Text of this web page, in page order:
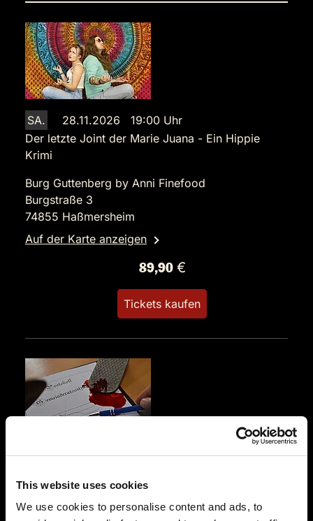
This website uses cookies
We use cookies to personalise content and ads, to
SA.
28.11.2026 19:00 Uhr
Der letzte Joint der Marie Juana - Ein Hippie
Krimi
Burg Guttenberg by Anni Finefood
Burgstraße 3
74855 Haßmersheim
Auf der Karte anzeigen
89,90 €
Tickets kaufen
SA.
12.12.2026 19:00 Uhr
Burg Guttenberg by Anni Finefood